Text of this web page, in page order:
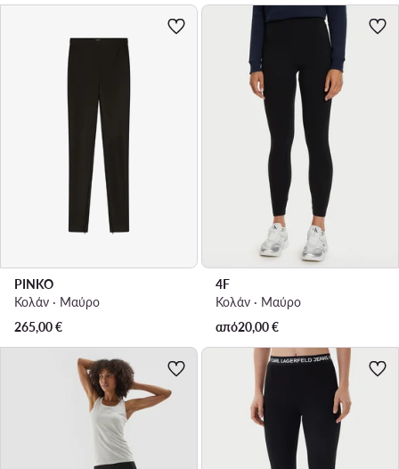
PINKO
Κολάν · Μαύρο
265,00€
4F
Κολάν · Μαύρο
από20,00€